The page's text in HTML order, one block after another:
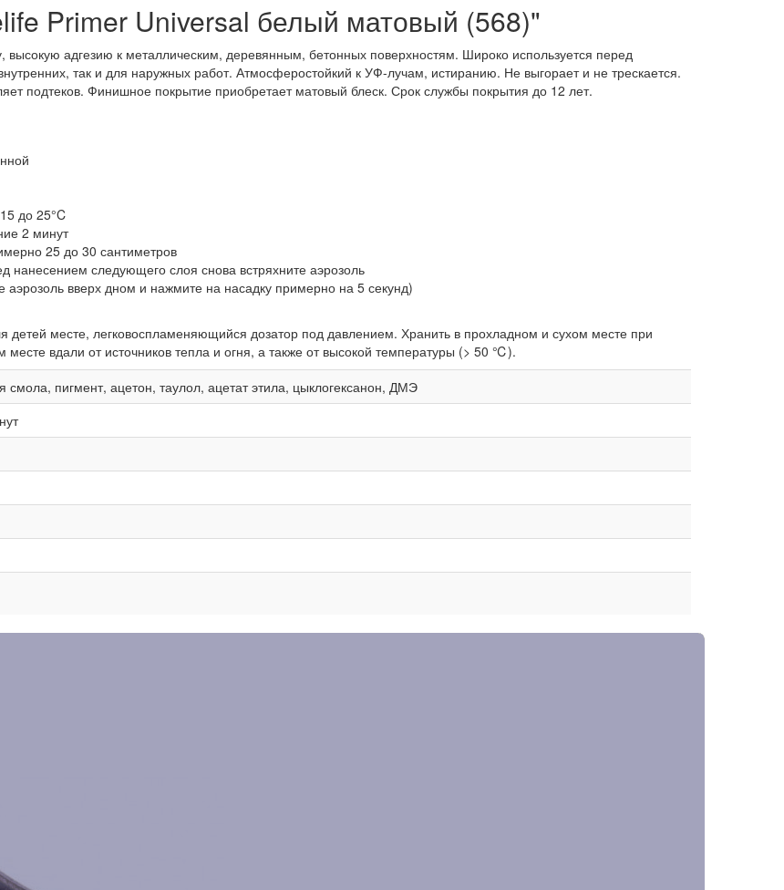
Primer Universal белый матовый (568)"
высокую адгезию к металлическим, деревянным, бетонных поверхностям. Широко используется перед
так и для наружных работ. Атмосферостойкий к УФ-лучам, истиранию. Не выгорает и не трескается.
подтеков. Финишное покрытие приобретает матовый блеск. Срок службы покрытия до 12 лет.
до 25°C
2 минут
25 до 30 сантиметров
нанесением следующего слоя снова встряхните аэрозоль
аэрозоль вверх дном и нажмите на насадку примерно на 5 секунд)
месте, легковоспламеняющийся дозатор под давлением. Хранить в прохладном и сухом месте при
вдали от источников тепла и огня, а также от высокой температуры (> 50 ℃).
смола, пигмент, ацетон, таулол, ацетат этила, цыклогексанон, ДМЭ